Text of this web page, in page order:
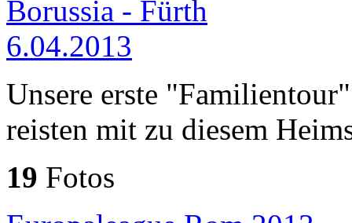
Unsere erste
reisten mit zu diesem
19 Fotos